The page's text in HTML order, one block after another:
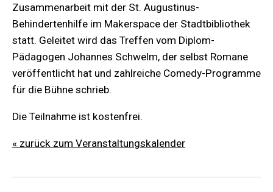
Zusammenarbeit mit der St. Augustinus-
Behindertenhilfe im Makerspace der Stadtbibliothek
statt. Geleitet wird das Treffen vom Diplom-
Pädagogen Johannes Schwelm, der selbst Romane
veröffentlicht hat und zahlreiche Comedy-Programme
für die Bühne schrieb.
Die Teilnahme ist kostenfrei.
« zurück zum Veranstaltungskalender